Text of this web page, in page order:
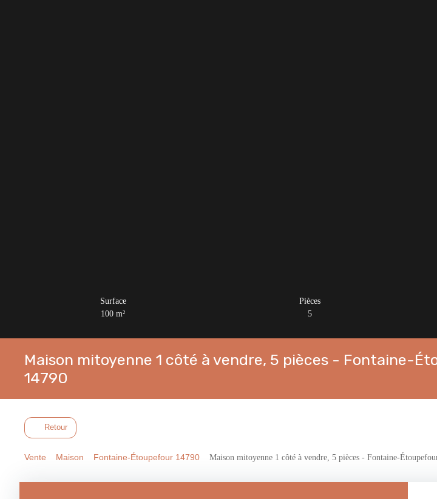
Surface
100m²
Pièces
5
Maison mitoyenne 1 côté à vendre, 5 pièces - Fontaine-
14790
Retour
Vente Maison Fontaine-Étoupefour 14790 Maison mitoyenne 1 côté à vendre, 5 pièces - Fontaine-